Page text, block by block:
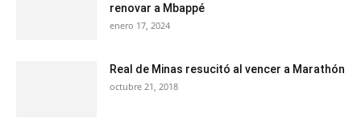
renovar a Mbappé
enero 17, 2024
Real de Minas resucitó al vencer a Marathón
octubre 21, 2018